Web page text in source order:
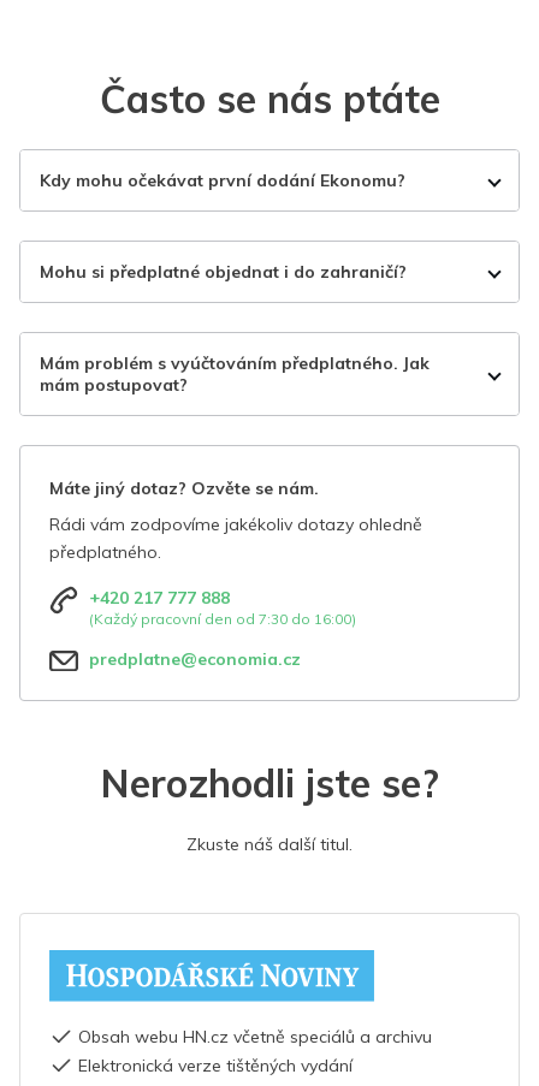
Často se nás ptáte
Kdy mohu očekávat první dodání Ekonomu?
Mohu si předplatné objednat i do zahraničí?
Mám problém s vyúčtováním předplatného. Jak
mám postupovat?
Máte jiný dotaz? Ozvěte se nám.
Rádi vám zodpovíme jakékoliv dotazy ohledně
předplatného.
+420 217 777 888
(Každý pracovní den od 7:30 do 16:00)
predplatne@economia.cz
Nerozhodli jste se?
Zkuste náš další titul.
Obsah webu HN.cz včetně speciálů a archivu
Elektronická verze tištěných vydání